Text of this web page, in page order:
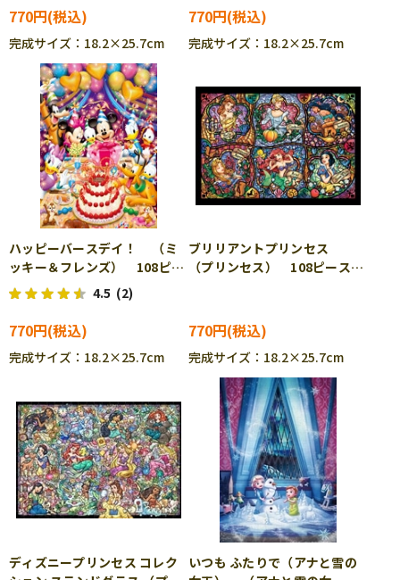
770円
完成サイズ：18.2×25.7cm
770円
完成サイズ：18.2×25.7cm
ハッピーバースデイ！ （ミ
ッキー＆フレンズ） 108ピー
ス ジグソーパズル TEN-
D108-961
4.5 (2)
770円
完成サイズ：18.2×25.7cm
ブリリアントプリンセス
（プリンセス） 108ピース
770円
完成サイズ：18.2×25.7cm
ディズニープリンセス コレク
いつも ふたりで（アナと雪の